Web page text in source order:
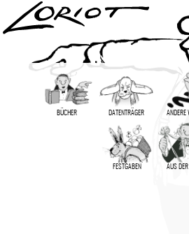
BÜCHER DATENTRÄGER ANDERE
FESTGABEN AUS